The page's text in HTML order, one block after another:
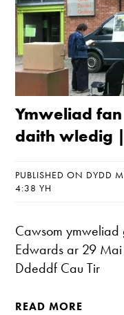
Ymweliad
daith wledig
PUBLISHED ON DYDD
4:38 YH
Cawsom
Edwards ar 29 Mai
Ddeddf Cau Tir
READ MORE